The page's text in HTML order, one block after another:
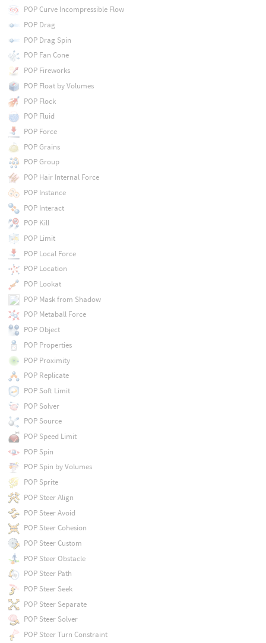
POP Curve Incompressible Flow
POP Drag
POP Drag Spin
POP Fan Cone
POP Fireworks
POP Float by Volumes
POP Flock
POP Fluid
POP Force
POP Grains
POP Group
POP Hair Internal Force
POP Instance
POP Interact
POP Kill
POP Limit
POP Local Force
POP Location
POP Lookat
POP Mask from Shadow
POP Metaball Force
POP Object
POP Properties
POP Proximity
POP Replicate
POP Soft Limit
POP Solver
POP Source
POP Speed Limit
POP Spin
POP Spin by Volumes
POP Sprite
POP Steer Align
POP Steer Avoid
POP Steer Cohesion
POP Steer Custom
POP Steer Obstacle
POP Steer Path
POP Steer Seek
POP Steer Separate
POP Steer Solver
POP Steer Turn Constraint